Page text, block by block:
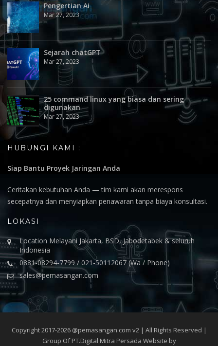
Pengertian Ai
Mar 27, 2023
Sejarah chatGPT
Mar 27, 2023
25 command linux yang biasa dan sering
digunakan
Mar 27, 2023
HUBUNGI KAMI :
Siap Bantu Proyek Jaringan Anda
Ceritakan kebutuhan Anda — tim kami akan merespons
secepatnya dan menyiapkan penawaran tanpa biaya konsultasi.
LOKASI
Location Melayani Jakarta, BSD, Jabodetabek & seluruh
Indonesia
0881-08294-7799 / 021-50112067 (Wa / Phone)
sales@pemasangan.com
Copyright 2017-2026 @pemasangan.com v2 | All Rights Reserved |
Group Of PT.Digital Mitra Persada Website by